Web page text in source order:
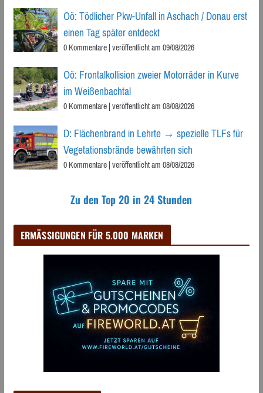
Oö: Tödlicher Pkw-Unfall in Aschach / Donau erst
einen Tag später entdeckt
0 Kommentare|veröffentlicht am 09/08/2026
Oö: Frontalkollision zweier Motorräder in Kurve
im Weißenbachtal
0 Kommentare|veröffentlicht am 08/08/2026
D: Flächenbrand in Lehrte → spezielle TLFs für
Vegetationsbrände bewährten sich
0 Kommentare|veröffentlicht am 08/08/2026
Zu den Top 20 in 24 Stunden
ERMÄSSIGUNGEN FÜR 5.000 MARKEN